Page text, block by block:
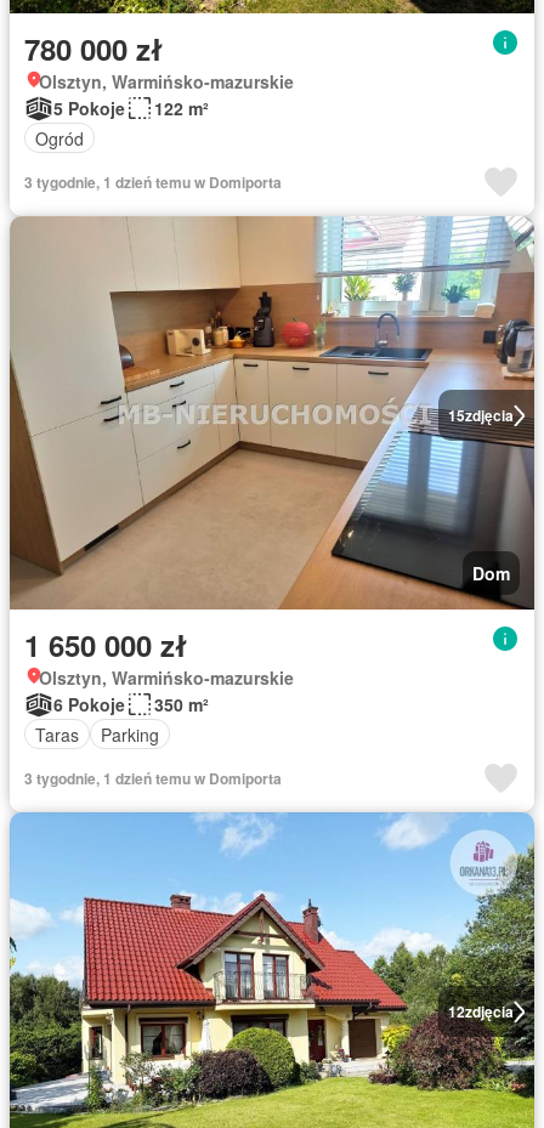
780 000 zł
Olsztyn, Warmińsko-mazurskie
5 Pokoje
122 m²
Ogród
3 tygodnie, 1 dzień temu w Domiporta
15zdjęcia
Dom
1 650 000 zł
Olsztyn, Warmińsko-mazurskie
6 Pokoje
350 m²
Taras
Parking
3 tygodnie, 1 dzień temu w Domiporta
12zdjęcia